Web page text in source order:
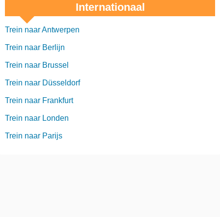
Internationaal
Trein naar Antwerpen
Trein naar Berlijn
Trein naar Brussel
Trein naar Düsseldorf
Trein naar Frankfurt
Trein naar Londen
Trein naar Parijs